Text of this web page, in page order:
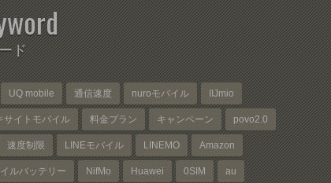
ド
UQ mobile 通信速度 nuroモバイル IIJmio
サイトモバイル 料金プラン キャンペーン povo2.0
速度制限 LINEモバイル LINEMO Amazon
ルバッテリー NifMo Huawei 0SIM au